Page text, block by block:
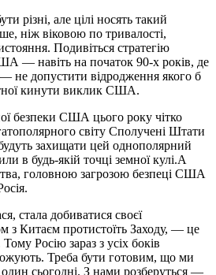
різні, але цілі носять такий
ніж віковою по тривалості,
Подивіться стратегію
— навіть на початок 90-х років, де
не допустити відродження якого б
кинути виклик США.
безпеки США цього року чітко
світу Сполучені Штати
захищати цей однополярний
в будь-якій точці земної кулі.А
головною загрозою безпеці США
стала добиватися своєї
з Китаєм протистоїть Заходу, — це
Росію зараз з усіх боків
Треба бути готовим, що ми
сьогодні. З нами розберуться —